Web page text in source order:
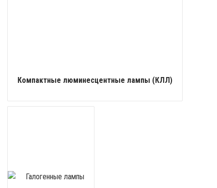
Компактные люминесцентные лампы (КЛЛ)